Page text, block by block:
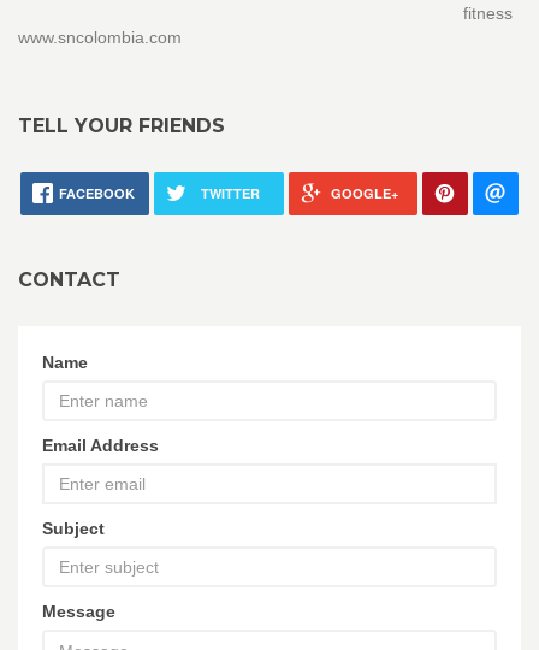
fitness
www.sncolombia.com
TELL YOUR FRIENDS
FACEBOOK TWITTER GOOGLE+
CONTACT
Name
Email Address
Subject
Message